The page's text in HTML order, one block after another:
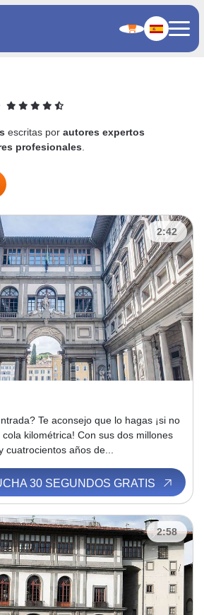
escritas por autores expertos
profesionales
2:42
Te aconsejo que lo hagas ¡si no
kilométrica! Con sus dos millones
cuatrocientos años de...
30 SEGUNDOS GRATIS
2:58